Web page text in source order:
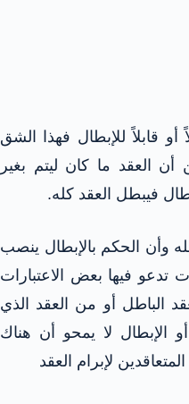
قابلاً للإبطال فهذا الشق
أن العقد ما كان ليتم بغير
فيبطل العقد كله.
وأن الحكم بالإبطال ينصب
تدعو فيها بعض الاعتبارات
الباطل أو من العقد الذي
أو الإبطال لا يمحو أن هناك
لإبرام العقد